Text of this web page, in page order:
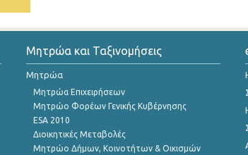
Μητρώα και Ταξινομήσεις
Μητρώα
Μητρώα Επιχειρήσεων
Μητρώο Φορέων Γενικής Κυβέρνησης
ESA 2010
Διοικητικές Μεταβολές
Μητρώο Δήμων, Κοινοτήτων & Οικισμών